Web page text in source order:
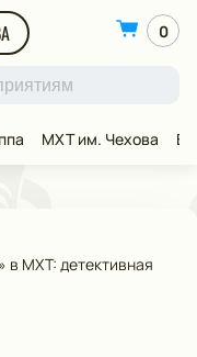
0
МХТ им. Чехова
в МХТ: детективная